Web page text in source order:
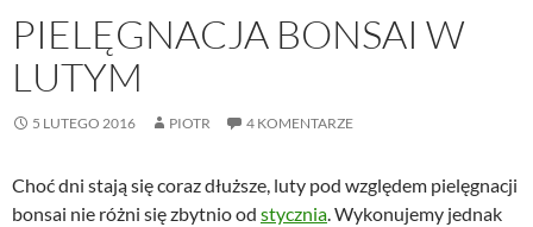
PIELĘGNACJA BONSAI W
LUTYM
5 LUTEGO 2016 PIOTR 4 KOMENTARZE
Choć dni stają się coraz dłuższe, luty pod względem pielęgnacji
bonsai nie różni się zbytnio od stycznia. Wykonujemy jednak